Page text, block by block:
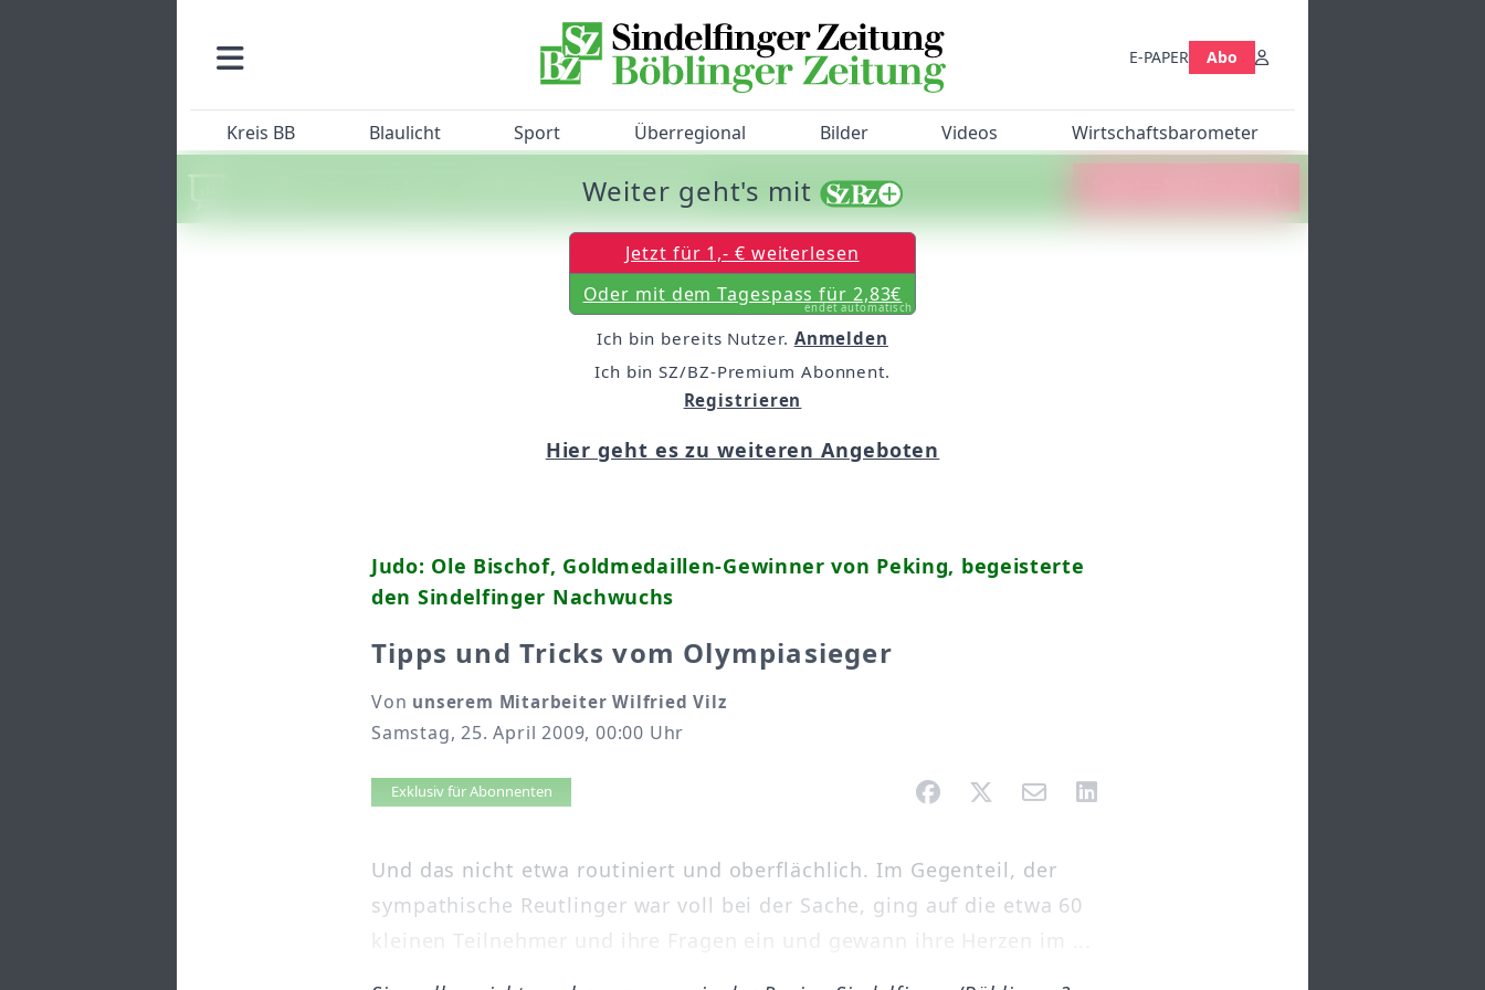
E-PAPER Abo
Kreis BB Blaulicht Sport Überregional Bilder Videos Wirtschaftsbarometer
Machen Sie mit beim SZ/BZ-Bürgerbarometer!
Judo: Ole Bischof, Goldmedaillen-Gewinner von Peking, begeisterte
den Sindelfinger Nachwuchs
Tipps und Tricks vom Olympiasieger
Von unserem Mitarbeiter Wilfried Vilz
Samstag, 25. April 2009, 00:00 Uhr
Artikel vorlesen
Exklusiv für Abonnenten
Und das nicht etwa routiniert und oberflächlich. Im Gegenteil, der
sympathische Reutlinger war voll bei der Sache, ging auf die etwa 60
kleinen Teilnehmer und ihre Fragen ein und gewann ihre Herzen im ...
Weiter geht's mit
Jetzt für 1,- € weiterlesen
Oder mit dem Tagespass für 2,83€
endet automatisch
Ich bin bereits Nutzer. Anmelden
Ich bin SZ/BZ-Premium Abonnent.
Registrieren
Hier geht es zu weiteren Angeboten